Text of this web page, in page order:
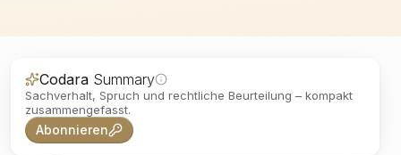
Codara Summary
Sachverhalt, Spruch und rechtliche Beurteilung – kompakt
zusammengefasst.
Abonnieren